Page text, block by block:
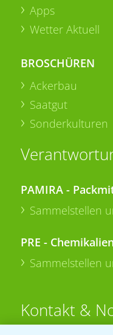
Apps
Wetter Aktuell
BROSCHÜREN
Ackerbau
Saatgut
Sonderkulturen
PAMIRA -
Sammelstellen
PRE -
Sammelstellen
Kontakt &